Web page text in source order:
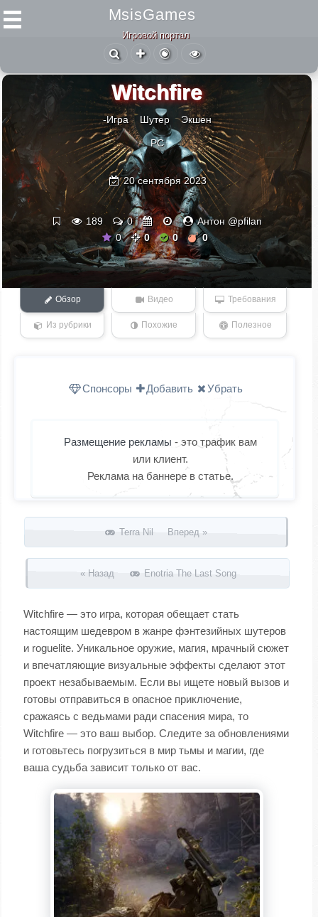
MsisGames
Игровой портал
Witchfire
-Игра Шутер Экшен
PC
20 сентября 2023
189 0
Антон @pfilan
0
0 0 0
Обзор Видео Требования
Из рубрики Похожие Полезное
Спонсоры Добавить Убрать
Размещение рекламы - это трафик вам
или клиент.
Реклама на баннере в статье.
Запись навигация
Terra Nil Вперед »
« Назад Enotria The Last Song
Witchfire — это игра, которая обещает стать
настоящим шедевром в жанре фэнтезийных шутеров
и roguelite. Уникальное оружие, магия, мрачный сюжет
и впечатляющие визуальные эффекты сделают этот
проект незабываемым. Если вы ищете новый вызов и
готовы отправиться в опасное приключение,
сражаясь с ведьмами ради спасения мира, то
Witchfire — это ваш выбор. Следите за обновлениями
и готовьтесь погрузиться в мир тьмы и магии, где
ваша судьба зависит только от вас.